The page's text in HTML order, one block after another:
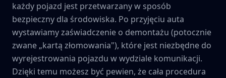
każdy pojazd jest przetwarzany w sposób
bezpieczny dla środowiska. Po przyjęciu auta
wystawiamy zaświadczenie o demontażu (potocznie
zwane „kartą złomowania"), które jest niezbędne do
wyrejestrowania pojazdu w wydziale komunikacji.
Dzięki temu możesz być pewien, że cała procedura